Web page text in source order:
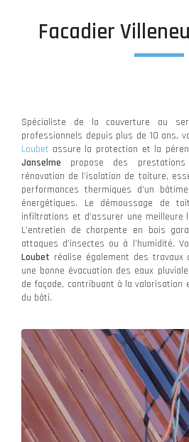
Facadier
Spécialiste de la couverture au
professionnels depuis plus de 10 ans,
Loubet assure la protection et la
Janselme propose des
rénovation de l’isolation de toiture,
performances thermiques d’un
énergétiques. Le démoussage de
infiltrations et d’assurer une meilleure
L’entretien de charpente en bois
attaques d’insectes ou à l’humidité.
Loubet réalise également des travaux
une bonne évacuation des eaux
de façade, contribuant à la valorisation
du bâti.